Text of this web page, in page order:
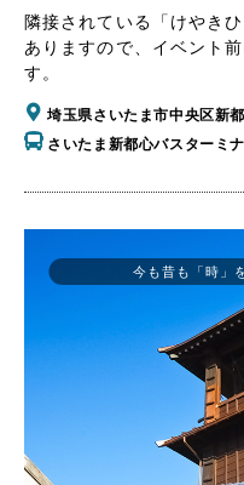
隣接されている「けやき
ありますので、イベント
す。
埼玉県さいたま市中央区新
さいたま新都心バスターミ
今も昔も「時」